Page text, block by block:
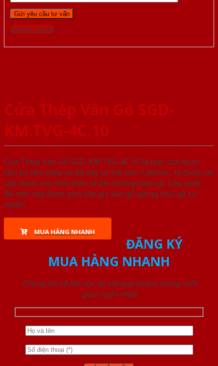
Gọi 0976.169.864
Cửa Thép Vân Gỗ SGD-
KM.TVG-4C.10
Cửa Thép Vân Gỗ SGD-KM.TVG-4C.10 là loại cửa được
làm từ tấm thép có độ dày từ 0,8 mm-1.00mm , là thép cao
cấp được sơn tĩnh điện nhằm chống hoen gỉ, trầy xước.
Bề mặt cửa được phủ lớp giả vân gỗ giống như gỗ tự
nhiên
MUA HÀNG NHANH
ĐĂNG KÝ
MUA HÀNG NHANH
Chúng tôi sẽ liên lạc lại với quý khách trong thời
gian ngắn nhất